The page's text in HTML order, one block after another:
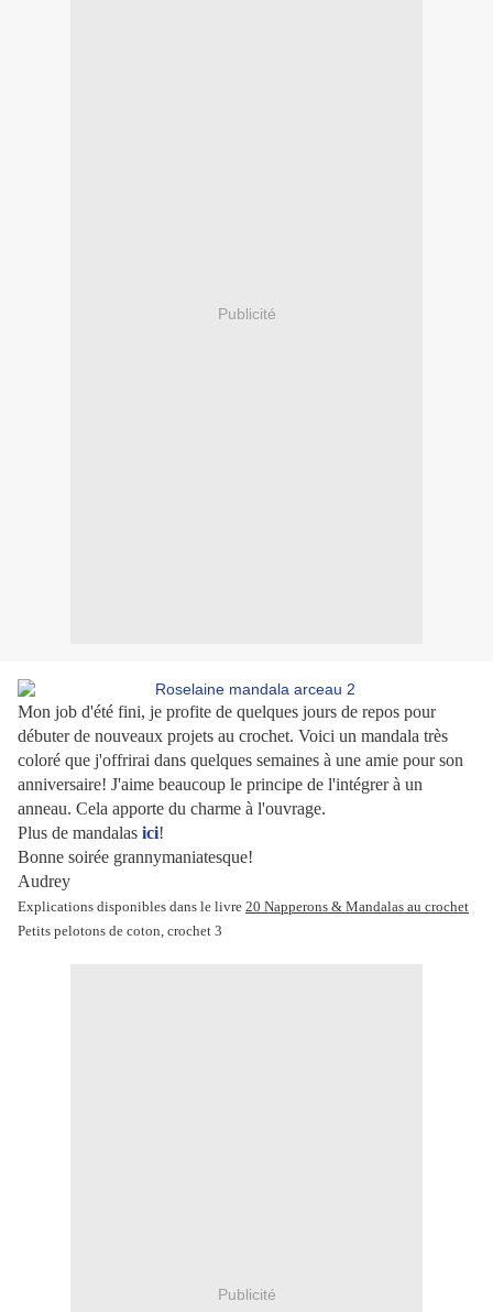
Publicité
Mon job d'été fini, je profite de quelques jours de repos pour
débuter de nouveaux projets au crochet. Voici un mandala très
coloré que j'offrirai dans quelques semaines à une amie pour son
anniversaire! J'aime beaucoup le principe de l'intégrer à un
anneau. Cela apporte du charme à l'ouvrage.
Plus de mandalas ici!
Bonne soirée grannymaniatesque!
Audrey
Explications disponibles dans le livre 20 Napperons & Mandalas au crochet
Petits pelotons de coton, crochet 3
Publicité